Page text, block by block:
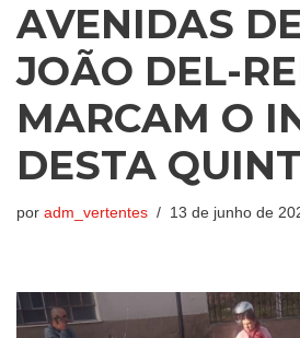
AVENIDAS
JOÃO DEL-
MARCAM O
DESTA
por adm_vertentes 13 de junho de